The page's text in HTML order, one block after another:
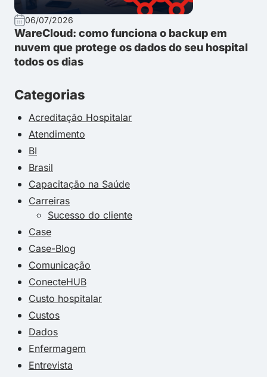
06/07/2026
WareCloud: como funciona o backup em
nuvem que protege os dados do seu hospital
todos os dias
Categorias
Acreditação Hospitalar
Atendimento
BI
Brasil
Capacitação na Saúde
Carreiras
Sucesso do cliente
Case
Case-Blog
Comunicação
ConecteHUB
Custo hospitalar
Custos
Dados
Enfermagem
Entrevista